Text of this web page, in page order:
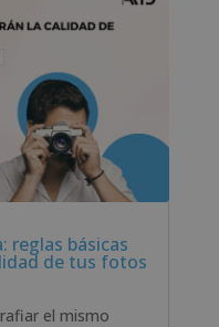
reglas básicas
de tus fotos
el mismo